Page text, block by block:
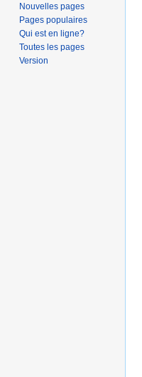
Nouvelles pages
Pages populaires
Qui est en ligne?
Toutes les pages
Version